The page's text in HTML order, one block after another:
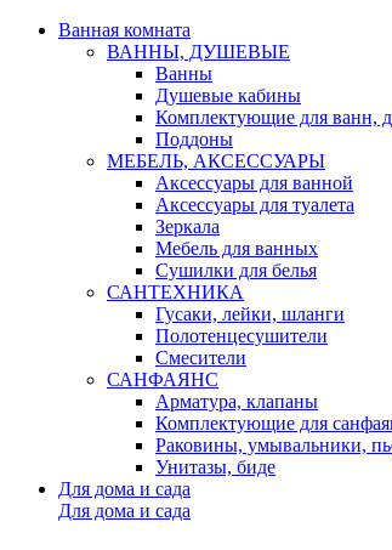
Ванная комната
ВАННЫ, ДУШЕВЫЕ
Ванны
Душевые кабины
Комплектующие для ванн,
Поддоны
МЕБЕЛЬ, АКСЕССУАРЫ
Аксессуары для ванной
Аксессуары для туалета
Зеркала
Мебель для ванных
Сушилки для белья
САНТЕХНИКА
Гусаки, лейки, шланги
Полотенцесушители
Смесители
САНФАЯНС
Арматура, клапаны
Комплектующие для
Раковины, умывальники,
Унитазы, биде
Для дома и сада
Для дома и сада